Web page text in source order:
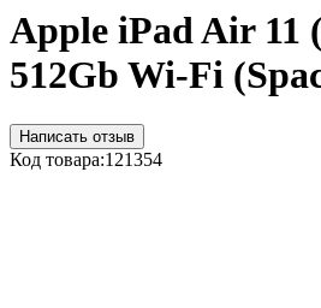
Apple iPad Air 11
512Gb Wi-Fi
Написать отзыв
Код товара:121354